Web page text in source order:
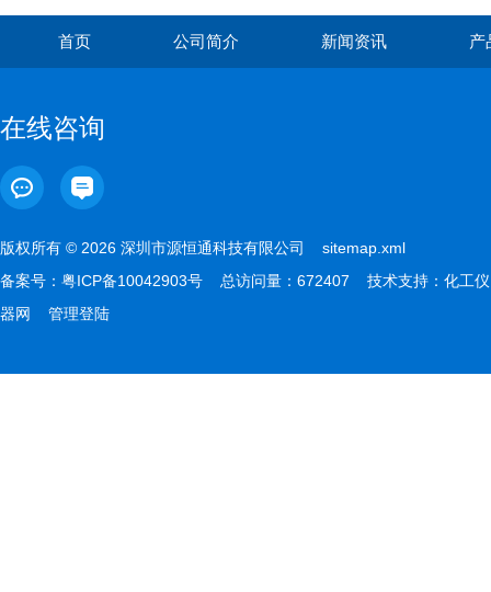
首页 公司简介 新闻资讯 产
在线咨询
版权所有 © 2026 深圳市源恒通科技有限公司 sitemap.xml
备案号： 粤ICP备10042903号 总访问量：672407 技术支持： 化工仪
器网
管理登陆